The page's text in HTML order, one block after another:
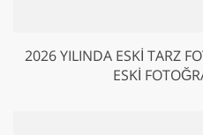
2026 YILINDA ESKI TARZ
ESKI